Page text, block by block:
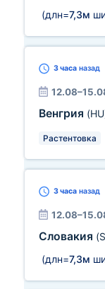
(длн=7,3м
3 часа назад
Венгрия
Растентовка
3 часа назад
Словакия
(длн=7,3м